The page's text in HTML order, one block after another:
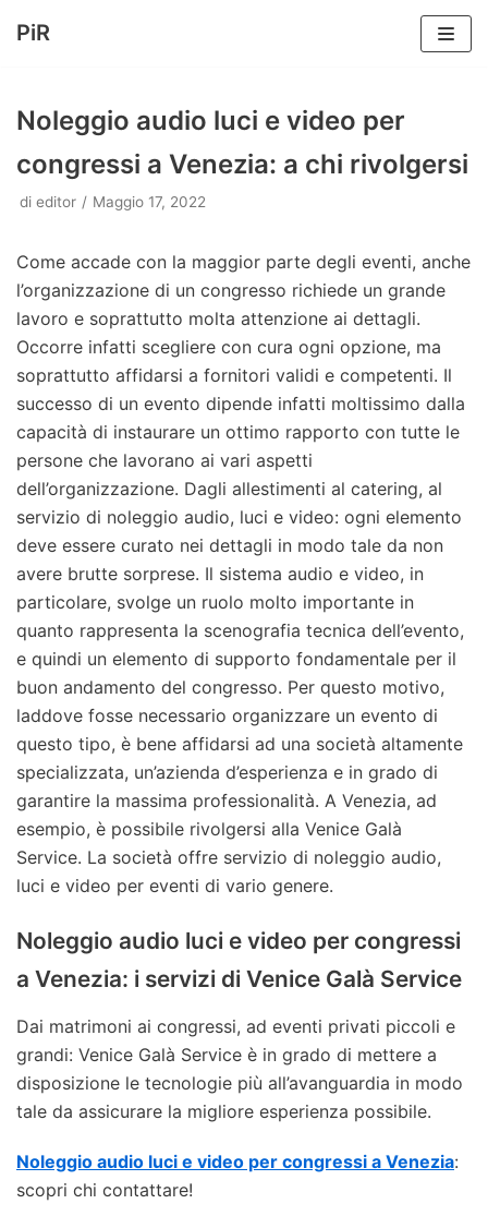
contenuto
PiR
Noleggio audio luci e video per
congressi a Venezia: a chi rivolgersi
di editor Maggio 17, 2022
Come accade con la maggior parte degli eventi, anche
l’organizzazione di un congresso richiede un grande
lavoro e soprattutto molta attenzione ai dettagli.
Occorre infatti scegliere con cura ogni opzione, ma
soprattutto affidarsi a fornitori validi e competenti. Il
successo di un evento dipende infatti moltissimo dalla
capacità di instaurare un ottimo rapporto con tutte le
persone che lavorano ai vari aspetti
dell’organizzazione. Dagli allestimenti al catering, al
servizio di noleggio audio, luci e video: ogni elemento
deve essere curato nei dettagli in modo tale da non
avere brutte sorprese. Il sistema audio e video, in
particolare, svolge un ruolo molto importante in
quanto rappresenta la scenografia tecnica dell’evento,
e quindi un elemento di supporto fondamentale per il
buon andamento del congresso. Per questo motivo,
laddove fosse necessario organizzare un evento di
questo tipo, è bene affidarsi ad una società altamente
specializzata, un’azienda d’esperienza e in grado di
garantire la massima professionalità. A Venezia, ad
esempio, è possibile rivolgersi alla Venice Galà
Service. La società offre servizio di noleggio audio,
luci e video per eventi di vario genere.
Noleggio audio luci e video per congressi
a Venezia: i servizi di Venice Galà Service
Dai matrimoni ai congressi, ad eventi privati piccoli e
grandi: Venice Galà Service è in grado di mettere a
disposizione le tecnologie più all’avanguardia in modo
tale da assicurare la migliore esperienza possibile.
Noleggio audio luci e video per congressi a Venezia:
scopri chi contattare!